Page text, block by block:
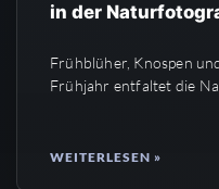
in der
Frühblüher, Knospen
Frühjahr entfaltet die
WEITERLESEN »